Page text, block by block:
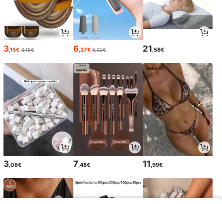
3,15€ 3,18€ 6,27€ 6,32€ 21 ,58€
3 ,08€ 7 ,48€ 11 ,99€